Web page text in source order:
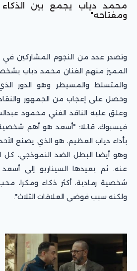
محمد دياب يجمع بين
ومفتاحه"
وتصدر عدد من النجوم المشاركين في
المميز منهم الفنان محمد دياب
والمتسلط والمسيطر وهو الدور
وحصل على إعجاب من الجمهور
وعلق عليه الناقد الفني محمود
فيسبوك، قائلا: "أسعد هو أهم
بأداء دياب العظيم، هو الذي يصنع
وهو أيضا البطل الضد النموذجي، كل
عنه، ثم يعيدها السيناريو إلى
شخصية رمادية، أكثر ذكاء ومكرا، محب
ولكنه سبب فوضى العلاقات الثلاث".